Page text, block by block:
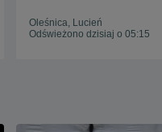
Oleśnica, Lucień
Odświeżono dzisiaj o 05:15